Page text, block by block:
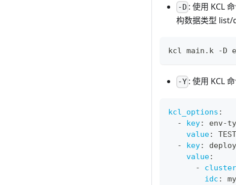
-D : 使用 KCL
构数据类型 list/
kcl main.k -D
-Y : 使用 KCL
kcl_options :
-
key: env-
value:
TEST
-
key: deploy
value:
-
cluster
idc : my